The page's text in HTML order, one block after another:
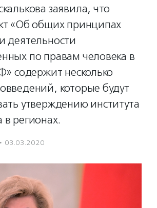
заявила, что
«Об общих принципах
деятельности
по правам человека в
содержит несколько
которые будут
утверждению института
регионах.
· 03.03.2020